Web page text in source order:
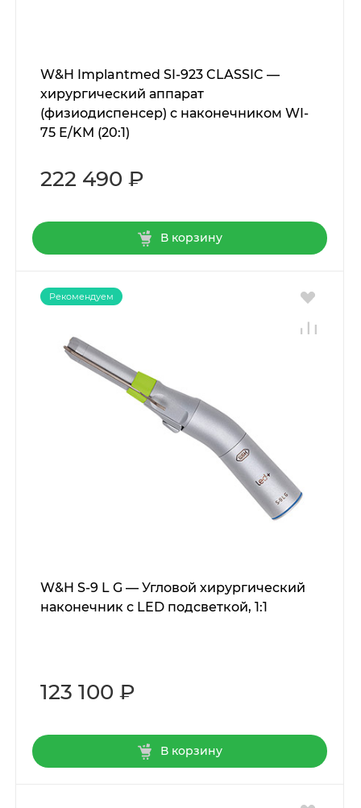
W&H Implantmed SI-923 CLASSIC —
хирургический аппарат
(физиодиспенсер) с наконечником WI-
75 E/KM (20:1)
222 490 ₽
В корзину
Рекомендуем
W&H S-9 L G — Угловой хирургический
наконечник с LED подсветкой, 1:1
123 100 ₽
В корзину